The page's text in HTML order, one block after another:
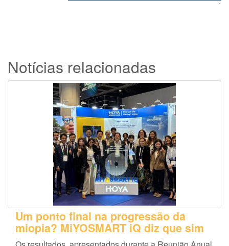
`
Notícias relacionadas
Um ponto final na progressão da
miopia? MiYOSMART iQ diz que sim